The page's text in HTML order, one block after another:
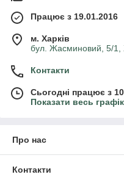
Працює з 19.01.2016
м. Харків
бул. Жасминовий, 5/1,
Контакти
Сьогодні працює з
Показати весь
Про нас
Контакти